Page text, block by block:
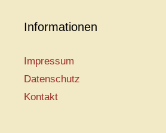
Informationen
Impressum
Datenschutz
Kontakt